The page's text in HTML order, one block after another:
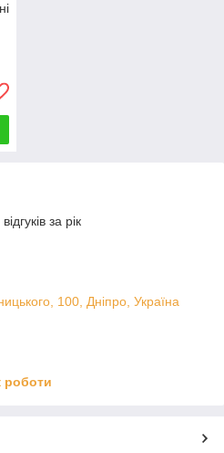
за рік
100, Дніпро, Україна
роботи